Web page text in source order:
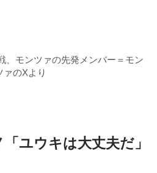
、モンツァの先発メンバー＝モン
ァのXより
ユウキは大丈夫だ」